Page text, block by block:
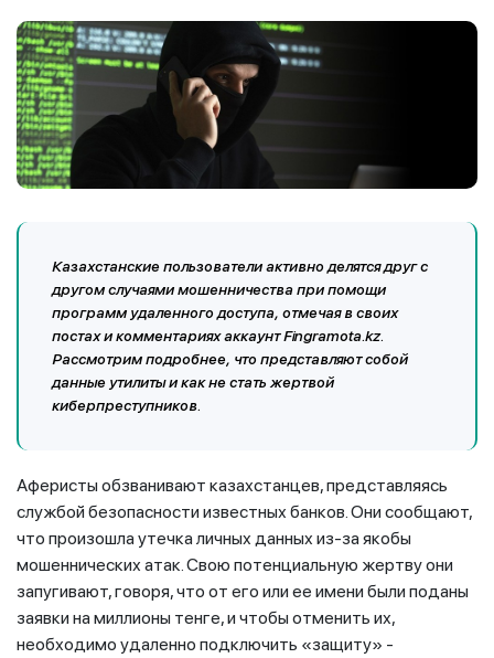
Казахстанские пользователи активно делятся друг с
другом случаями мошенничества при помощи
программ удаленного доступа, отмечая в своих
постах и комментариях аккаунтFingramota.kz.
Рассмотрим подробнее, что представляют собой
данные утилиты и как не стать жертвой
киберпреступников.
Аферисты обзванивают казахстанцев, представляясь
службой безопасности известных банков. Они сообщают,
что произошла утечка личных данных из-за якобы
мошеннических атак. Свою потенциальную жертву они
запугивают, говоря, что от его или ее имени были поданы
заявки на миллионы тенге, и чтобы отменить их,
необходимо удаленно подключить «защиту» -